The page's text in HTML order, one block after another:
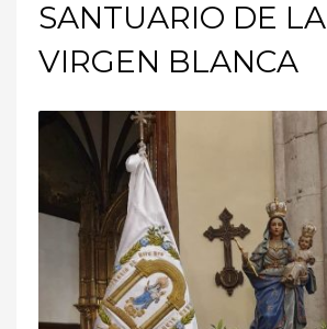
SANTUARIO DE LA
VIRGEN BLANCA